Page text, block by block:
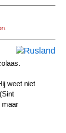
weet niet
maar